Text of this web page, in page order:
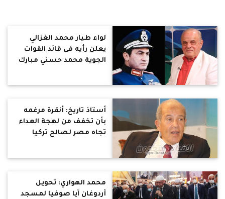
لواء طيار محمد الغزالي
يعلن رأيه فى قائد القوات
الجوية محمد حسني مبارك
أستاذ تاريخ: أنقرة مرغمه
بأن تخفف من لهجة العداء
تجاه مصر لصالح تركيا
محمد الهواري: تحويل
أردوغان آيا صوفيا لمسجد